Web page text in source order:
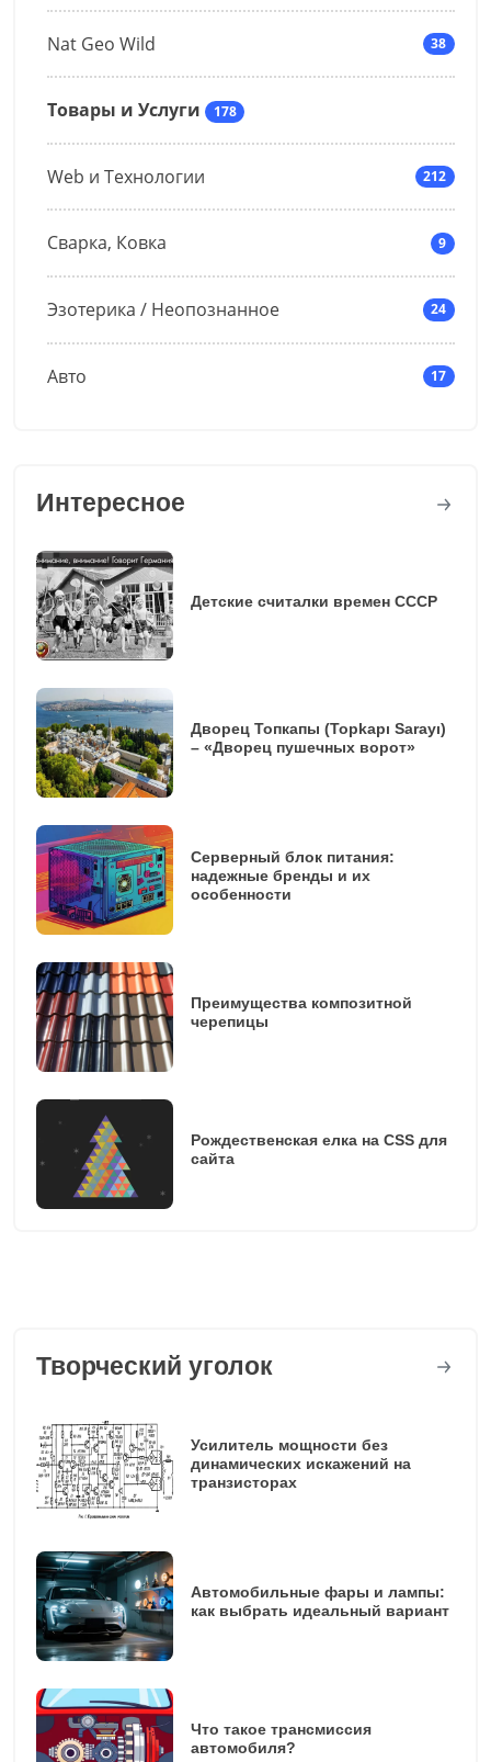
Nat Geo Wild 38
Товары и Услуги 178
Web и Технологии 212
Сварка, Ковка 9
Эзотерика / Неопознанное 24
Авто 17
Интересное
Детские считалки времен СССР
Дворец Топкапы (Topkapı Sarayı)
– «Дворец пушечных ворот»
Серверный блок питания:
надежные бренды и их
особенности
Преимущества композитной
черепицы
Рождественская елка на CSS для
сайта
Творческий уголок
Усилитель мощности без
динамических искажений на
транзисторах
Автомобильные фары и лампы:
как выбрать идеальный вариант
Что такое трансмиссия
автомобиля?